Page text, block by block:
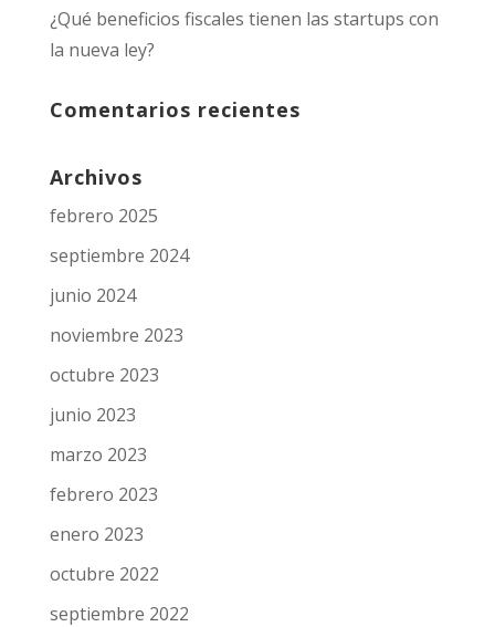
¿Qué beneficios fiscales tienen las startups con
la nueva ley?
Comentarios recientes
Archivos
febrero 2025
septiembre 2024
junio 2024
noviembre 2023
octubre 2023
junio 2023
marzo 2023
febrero 2023
enero 2023
octubre 2022
septiembre 2022